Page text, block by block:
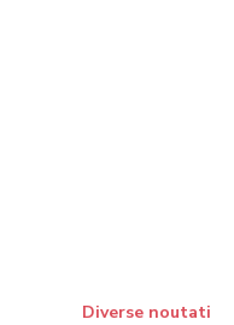
Diverse noutati